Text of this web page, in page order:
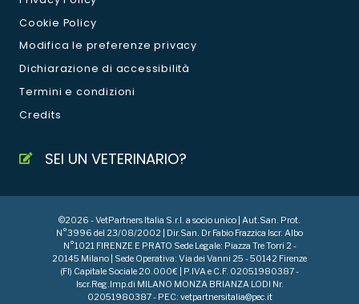
Cookie Policy
Modifica le preferenze privacy
Dichiarazione di accessibilità
Termini e condizioni
Credits
SEI UN VETERINARIO?
©2026 - VetPartners Italia S.r.l. a socio unico | Aut.San. Prot.
N°3996 del 23/08/2002 | Dir.San. Dr Fabio Frazzica Iscr. Albo
N°1021 FIRENZE E PRATO Sede Legale: Piazza Tre Torri 2 -
20145 Milano | Sede Operativa: Via dei Vanni 25 - 50142 Firenze
(FI) Capitale Sociale 20.000€ | P.IVA e C.F. 02051980387 -
Iscr.Reg.Imp.di MILANO MONZA BRIANZA LODI Nr.
02051980387 - PEC: vetpartnersitalia@pec.it